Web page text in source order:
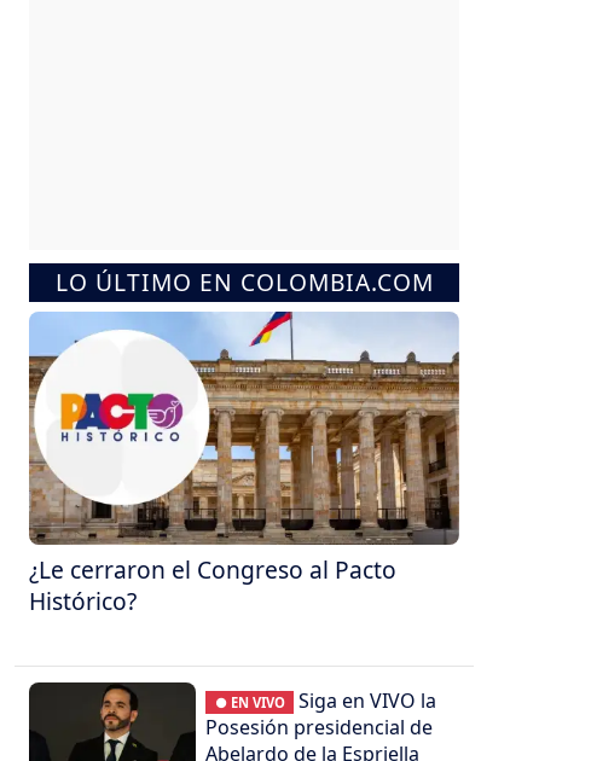
LO ÚLTIMO EN COLOMBIA.COM
¿Le cerraron el Congreso al Pacto
Histórico?
● EN VIVO
Siga en VIVO la
Posesión presidencial de
Abelardo de la Espriella